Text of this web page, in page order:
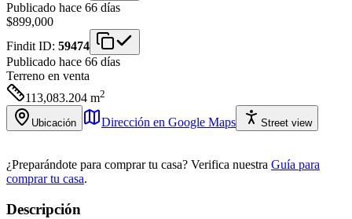
Publicado hace 66 días
$899,000
Findit ID: 59474
Publicado hace 66 días
Terreno en venta
113,083.204 m2
Ubicación Dirección en Google Maps Street view
¿Preparándote para comprar tu casa? Verifica nuestra Guía para
comprar tu casa.
Descripción